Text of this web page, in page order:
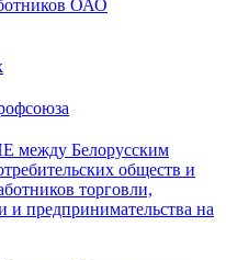
ОАО
Белорусским
обществ и
торговли,
и предпринимательства на